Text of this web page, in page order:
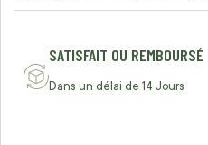
SATISFAIT OU REMBOURSÉ
Dans un délai de 14 Jours